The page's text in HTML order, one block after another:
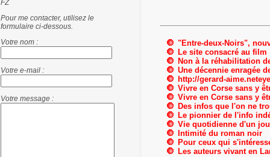
FZ
Pour me contacter, utilisez le
formulaire ci-dessous.
Votre nom :
Votre e-mail :
Votre message :
"Entre-deux-Noirs",
Le site consacré au film
Non à la réhabilitation
Une décennie enragée
http://gerard-
Vivre en Corse sans y
Vivre en Corse sans y
Des infos que l'on ne
Le pionnier de l'info
Vie quotidienne d'un
Intimité du roman noir
Pour ceux qui
Les auteurs vivant en